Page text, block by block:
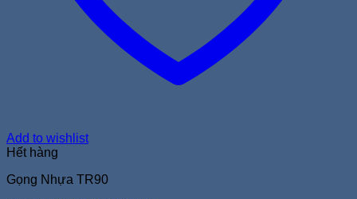
Add to wishlist
Hết hàng
Gọng Nhựa TR90